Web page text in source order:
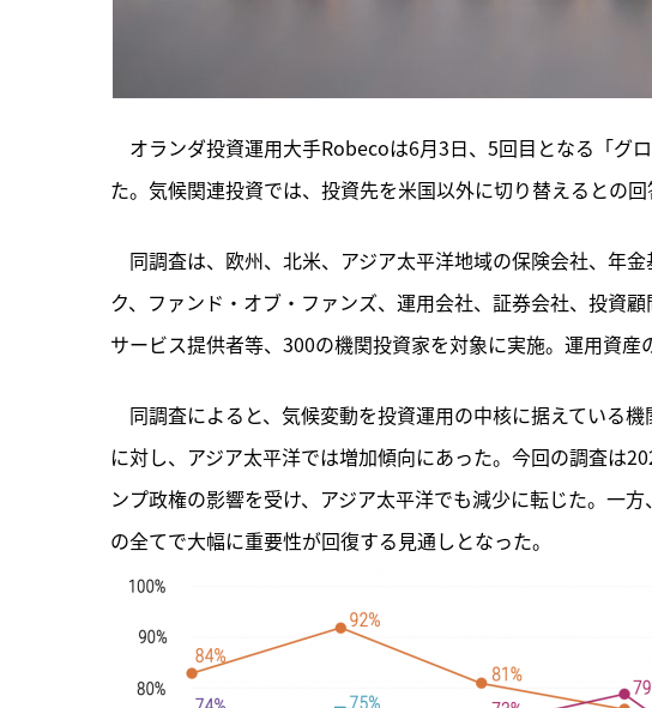
オランダ投資運用大手Robecoは6月3日、5回目となる「グ
た。気候関連投資では、投資先を米国以外に切り替えるとの回
同調査は、 欧州、北米、アジア太平洋地域の保険会社、年
ク、ファンド・オブ・ファンズ、運用会社、証券会社、投資
サービス提供者等、300の機関投資家を対象に実施。運用資産
同調査によると、気候変動を投資運用の中核に据えている
に対し、アジア太平洋では増加傾向にあった。今回の調査は
ンプ政権の影響を受け、アジア太平洋でも減少に転じた。一